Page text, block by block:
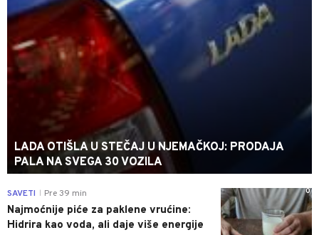
LADA OTIŠLA U STEČAJ U NJEMAČKOJ: PRODAJA
PALA NA SVEGA 30 VOZILA
0
SAVETI Pre 39 min
Najmoćnije piće za paklene vrućine:
Hidrira kao voda, ali daje više energije